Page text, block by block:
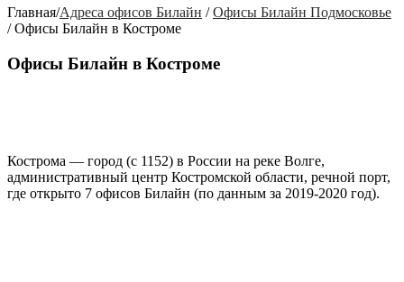
Главная/Адреса офисов Билайн / Офисы Билайн Подмосковье
/Офисы Билайн в Костроме
Офисы Билайн в Костроме
Кострома — город (с 1152) в России на реке Волге,
административный центр Костромской области, речной порт,
где открыто 7 офисов Билайн (по данным за 2019-2020 год).